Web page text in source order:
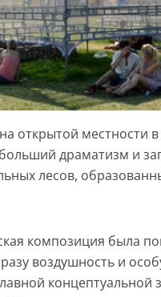
открытой местности
драматизм и
лесов,
композиция была
воздушность и
концептуальной